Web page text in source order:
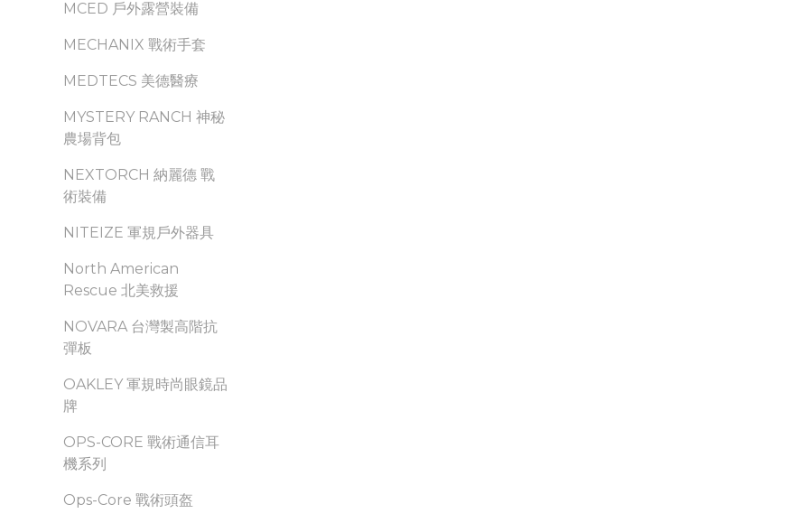
MCED 戶外露營裝備
MECHANIX 戰術手套
MEDTECS 美德醫療
MYSTERY RANCH 神秘
農場背包
NEXTORCH 納麗德 戰
術裝備
NITEIZE 軍規戶外器具
North American
Rescue 北美救援
NOVARA 台灣製高階抗
彈板
OAKLEY 軍規時尚眼鏡品
牌
OPS-CORE 戰術通信耳
機系列
Ops-Core 戰術頭盔